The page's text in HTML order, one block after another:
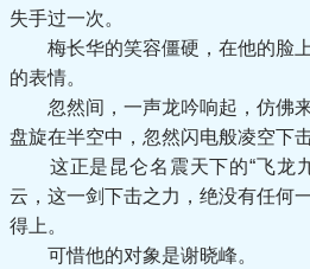
失手过一次。
梅长华的笑容僵硬，在他的脸上
的表情。
忽然间，一声龙吟响起，仿佛来
盘旋在半空中，忽然闪电般凌空下击
这正是昆仑名震天下的“飞龙
云，这一剑下击之力，绝没有任何
得上。
可惜他的对象是谢晓峰。